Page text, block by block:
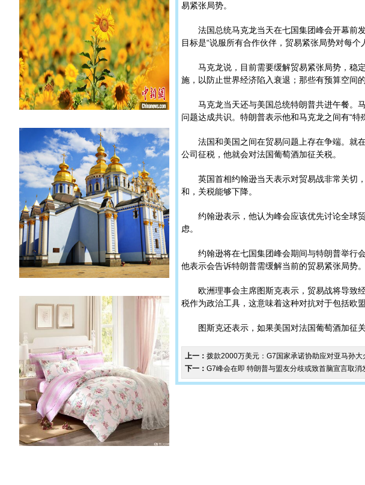
易紧张局势。
法国总统马克龙当天在七国集团峰会开幕前发
目标是“说服所有合作伙伴，贸易紧张局势对每个
马克龙说，目前需要缓解贸易紧张局势，稳定
施，以防止世界经济陷入衰退；那些有预算空间
马克龙当天还与美国总统特朗普共进午餐。马
问题达成共识。特朗普表示他和马克龙之间有“特
法国和美国之间在贸易问题上存在争端。就在
公司征税，他就会对法国葡萄酒加征关税。
英国首相约翰逊当天表示对贸易战非常关切，
和，关税能够下降。
约翰逊表示，他认为峰会应该优先讨论全球贸
虑。
约翰逊将在七国集团峰会期间与特朗普举行会
他表示会告诉特朗普需缓解当前的贸易紧张局势。
欧洲理事会主席图斯克表示，贸易战将导致经
税作为政治工具，这意味着这种对抗对于包括欧
图斯克还表示，如果美国对法国葡萄酒加征
上一： 拨款2000万美元：G7国家承诺协助应对亚马孙大
下一： G7峰会在即 特朗普与盟友分歧或致首脑宣言取消